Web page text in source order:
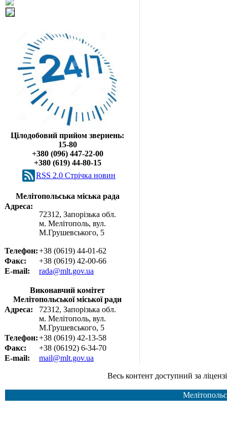
Цілодобовий прийом звернень:
15-80
+380 (096) 447-22-00
+380 (619) 44-80-15
RSS 2.0 Cтрічка новин
Мелітопольська міська рада
Адреса:
72312, Запорізька обл.
м. Мелітополь, вул.
М.Грушевського, 5
Телефон:+38 (0619) 44-01-62
Факс:
+38 (0619) 42-00-66
E-mail:
rada@mlt.gov.ua
Виконавчий комітет
Мелітопольської міської ради
Адреса:
72312, Запорізька обл.
м. Мелітополь, вул.
М.Грушевського, 5
Телефон:+38 (0619) 42-13-58
Факс:
+38 (06192) 6-34-70
E-mail:
mail@mlt.gov.ua
Весь контент доступний за ліцензією Creative